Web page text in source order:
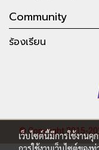
Community
ร้องเรียน
© Copyright 2015-
เว็บไซต์นี้มีการใช้งาน